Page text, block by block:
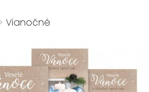
> Vianočné